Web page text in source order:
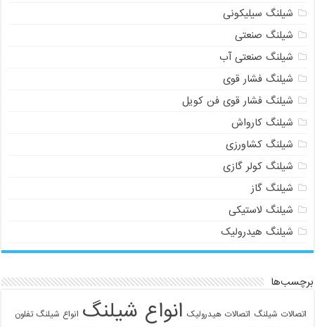
شیلنگ سیلیکونی
شیلنگ صنعتی
شیلنگ صنعتی آب
شیلنگ فشار قوی
شیلنگ فشار قوی فن کویل
شیلنگ کارواش
شیلنگ کشاورزی
شیلنگ کولر گازی
شیلنگ گاز
شیلنگ لاستیکی
شیلنگ هیدرولیک
برچسب‌ها
اتصالات شیلنگ اتصالات هیدرولیک انواع شیلنگ انواع شیلنگ تفلون